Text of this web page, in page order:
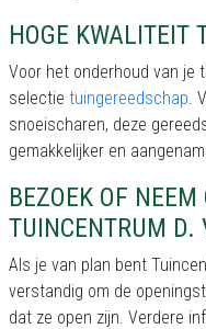
HOGE KWALITEIT
Voor het onderhoud van je
selectie tuingereedschap.
snoeischaren, deze
gemakkelijker en
BEZOEK OF
TUINCENTRUM D.
Als je van plan bent
verstandig om de
dat ze open zijn. Verdere